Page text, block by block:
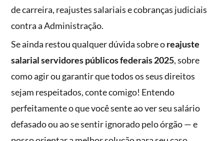
de carreira, reajustes salariais e cobranças judiciais
contra a Administração.
Se ainda restou qualquer dúvida sobre oreajuste
salarial servidores públicos federais 2025, sobre
como agir ou garantir que todos os seus direitos
sejam respeitados, conte comigo! Entendo
perfeitamente o que você sente ao ver seu salário
defasado ou ao se sentir ignorado pelo órgão — e